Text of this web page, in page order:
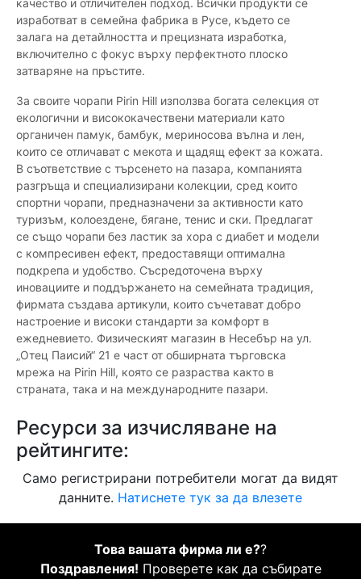
качество и отличителен подход. Всички продукти се
изработват в семейна фабрика в Русе, където се
залага на детайлността и прецизната изработка,
включително с фокус върху перфектното плоско
затваряне на пръстите.
За своите чорапи Pirin Hill използва богата селекция от
екологични и висококачествени материали като
органичен памук, бамбук, мериносова вълна и лен,
които се отличават с мекота и щадящ ефект за кожата.
В съответствие с търсенето на пазара, компанията
разгръща и специализирани колекции, сред които
спортни чорапи, предназначени за активности като
туризъм, колоездене, бягане, тенис и ски. Предлагат
се също чорапи без ластик за хора с диабет и модели
с компресивен ефект, предоставящи оптимална
подкрепа и удобство. Съсредоточена върху
иновациите и поддържането на семейната традиция,
фирмата създава артикули, които съчетават добро
настроение и високи стандарти за комфорт в
ежедневието. Физическият магазин в Несебър на ул.
„Отец Паисий“ 21 е част от обширната търговска
мрежа на Pirin Hill, която се разраства както в
страната, така и на международните пазари.
Ресурси за изчисляване на
рейтингите:
Само регистрирани потребители могат да видят
данните. Натиснете тук за да влезете
Това вашата фирма ли е??
Поздравления! Проверете как да събирате